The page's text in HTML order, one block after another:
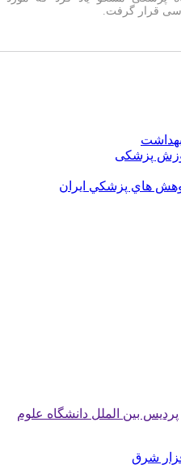
گرفت.
پزشكي ايران
الملل دانشگاه علوم